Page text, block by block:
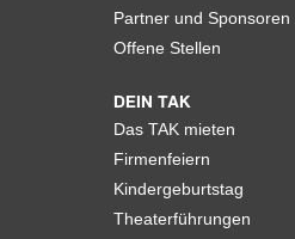
Partner und Sponsoren
Offene Stellen
DEIN TAK
Das TAK mieten
Firmenfeiern
Kindergeburtstag
Theaterführungen